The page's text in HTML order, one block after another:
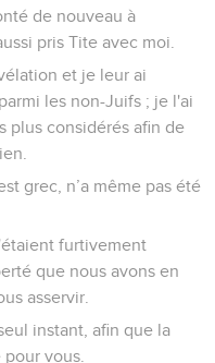
de nouveau à
pris Tite avec moi.
et je leur ai
les non-Juifs ; je l'ai
plus considérés afin de
grec, n’a même pas été
furtivement
que nous avons en
asservir.
instant, afin que la
vous.